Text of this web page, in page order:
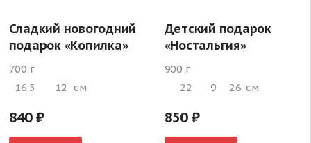
Сладкий новогодний
подарок «Копилка»
700 г
16.5
12 см
840
Детский подарок
«Ностальгия»
900 г
22
9 26 см
850